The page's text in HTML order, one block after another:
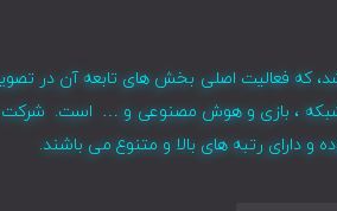
که فعالیت اصلی بخش های تابعه آن در
، بازی و هوش مصنوعی و … است. شرکت
دارای رتبه های بالا و متنوع می باشند.